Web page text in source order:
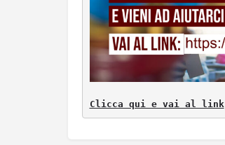
Clicca qui e vai al link